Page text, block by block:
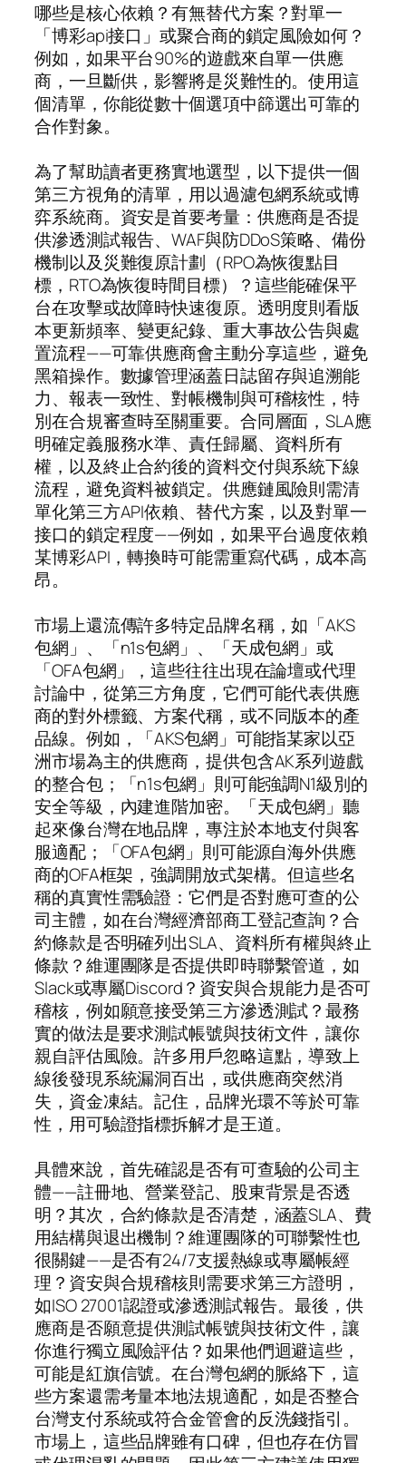
哪些是核心依賴？有無替代方案？對單一
「博彩api接口」或聚合商的鎖定風險如何？
例如，如果平台90%的遊戲來自單一供應
商，一旦斷供，影響將是災難性的。使用這
個清單，你能從數十個選項中篩選出可靠的
合作對象。
為了幫助讀者更務實地選型，以下提供一個
第三方視角的清單，用以過濾包網系統或博
弈系統商。資安是首要考量：供應商是否提
供滲透測試報告、WAF與防DDoS策略、備份
機制以及災難復原計劃（RPO為恢復點目
標，RTO為恢復時間目標）？這些能確保平
台在攻擊或故障時快速復原。透明度則看版
本更新頻率、變更紀錄、重大事故公告與處
置流程——可靠供應商會主動分享這些，避免
黑箱操作。數據管理涵蓋日誌留存與追溯能
力、報表一致性、對帳機制與可稽核性，特
別在合規審查時至關重要。合同層面，SLA應
明確定義服務水準、責任歸屬、資料所有
權，以及終止合約後的資料交付與系統下線
流程，避免資料被鎖定。供應鏈風險則需清
單化第三方API依賴、替代方案，以及對單一
接口的鎖定程度——例如，如果平台過度依賴
某博彩API，轉換時可能需重寫代碼，成本高
昂。
市場上還流傳許多特定品牌名稱，如「AKS
包網」、「n1s包網」、「天成包網」或
「OFA包網」，這些往往出現在論壇或代理
討論中，從第三方角度，它們可能代表供應
商的對外標籤、方案代稱，或不同版本的產
品線。例如，「AKS包網」可能指某家以亞
洲市場為主的供應商，提供包含AK系列遊戲
的整合包；「n1s包網」則可能強調N1級別的
安全等級，內建進階加密。「天成包網」聽
起來像台灣在地品牌，專注於本地支付與客
服適配；「OFA包網」則可能源自海外供應
商的OFA框架，強調開放式架構。但這些名
稱的真實性需驗證：它們是否對應可查的公
司主體，如在台灣經濟部商工登記查詢？合
約條款是否明確列出SLA、資料所有權與終止
條款？維運團隊是否提供即時聯繫管道，如
Slack或專屬Discord？資安與合規能力是否可
稽核，例如願意接受第三方滲透測試？最務
實的做法是要求測試帳號與技術文件，讓你
親自評估風險。許多用戶忽略這點，導致上
線後發現系統漏洞百出，或供應商突然消
失，資金凍結。記住，品牌光環不等於可靠
性，用可驗證指標拆解才是王道。
具體來說，首先確認是否有可查驗的公司主
體——註冊地、營業登記、股東背景是否透
明？其次，合約條款是否清楚，涵蓋SLA、費
用結構與退出機制？維運團隊的可聯繫性也
很關鍵——是否有24/7支援熱線或專屬帳經
理？資安與合規稽核則需要求第三方證明，
如ISO 27001認證或滲透測試報告。最後，供
應商是否願意提供測試帳號與技術文件，讓
你進行獨立風險評估？如果他們迴避這些，
可能是紅旗信號。在台灣包網的脈絡下，這
些方案還需考量本地法規適配，如是否整合
台灣支付系統或符合金管會的反洗錢指引。
市場上，這些品牌雖有口碑，但也存在仿冒